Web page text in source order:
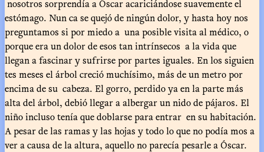
nosotros sorprendía a Óscar acariciándose suavemente el
estómago. Nun ca se quejó de ningún dolor, y hasta hoy nos
preguntamos si por miedo a una posible visita al médico, o
porque era un dolor de esos tan intrínsecos a la vida que
llegan a fascinar y sufrirse por partes iguales. En los siguien
tes meses el árbol creció muchísimo, más de un metro por
encima de su cabeza. El gorro, perdido ya en la parte más
alta del árbol, debió llegar a albergar un nido de pájaros. El
niño incluso tenía que doblarse para entrar en su habitación.
A pesar de las ramas y las hojas y todo lo que no podía mos a
ver a causa de la altura, aquello no parecía pesarle a Óscar.